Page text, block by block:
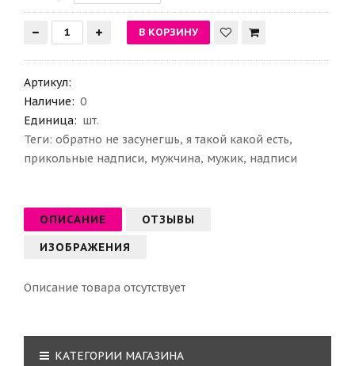
Артикул:
Наличие: 0
Единица: шт.
Теги: обратно не засунегшь, я такой какой есть,
прикольные надписи, мужчина, мужик, надписи
ОПИСАНИЕ
ОТЗЫВЫ
ИЗОБРАЖЕНИЯ
Описание товара отсутствует
КАТЕГОРИИ МАГАЗИНА